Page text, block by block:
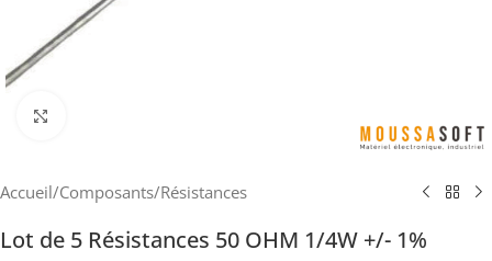
Accueil/Composants/Résistances
Lot de 5 Résistances 50 OHM 1/4W +/- 1%